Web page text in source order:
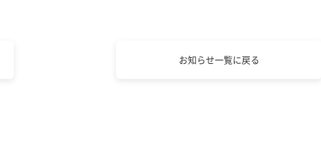
お知らせ一覧に戻る